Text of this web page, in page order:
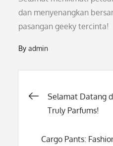
dan menyenangkan
pasangan geeky tercinta!
Byadmin
Post
Selamat Datang
Truly Parfums!
Cargo Pants: